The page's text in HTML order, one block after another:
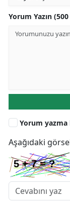
Yorum Yazın
Yorum yazma
Aşağıdaki